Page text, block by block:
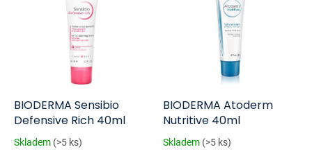
dBIODERMA Sensibio
Defensive Rich 40ml
Skladem (>5 ks)
BIODERMA Atoderm
Nutritive 40ml
Skladem (>5 ks)